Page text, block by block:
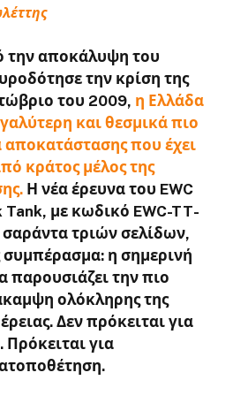
την αποκάλυψη του
την κρίση της
του 2009, η Ελλάδα
και θεσμικά πιο
αποκατάστασης που έχει
κράτος μέλος της
Η νέα έρευνα του EWC
με κωδικό EWC-TT-
τριών σελίδων,
συμπέρασμα: η σημερινή
παρουσιάζει την πιο
ολόκληρης της
Δεν πρόκειται για
για